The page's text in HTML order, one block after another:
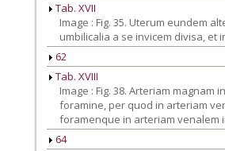
Tab. XVII
Image : Fig. 35. Uterum eundem
umbilicalia a se invicem divisa,
62
Tab. XVIII
Image : Fig. 38. Arteriam
foramine, per quod in arteriam
foramenque in arteriam venalem
64